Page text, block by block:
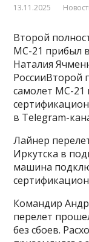
13.11.2025
Второй
МС-21 прибыл в
Наталия
самолет МС-21
в Telegram-
Лайнер
Иркутска в
машина
Командир
перелет
без сбоев.